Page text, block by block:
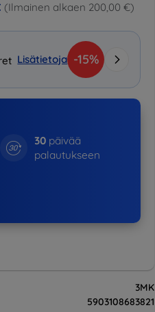
(Ilmainen alkaen 200,00 €)
Lisätietoja -15%
30päivää
palautukseen
3MK
5903108683821